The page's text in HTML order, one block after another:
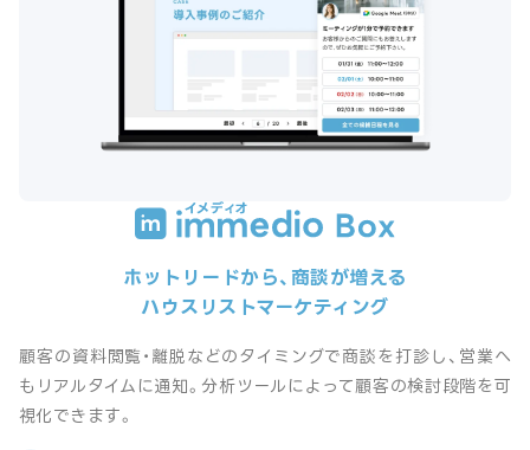
ホットリードから、商談が増える
ハウスリストマーケティング
顧客の資料閲覧・離脱などのタイミングで商談を打診し、営業へ
もリアルタイムに通知。分析ツールによって顧客の検討段階を可
視化できます。